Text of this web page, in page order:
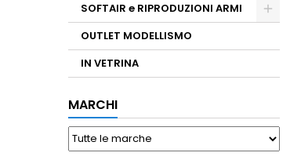
SOFTAIR e RIPRODUZIONI ARMI
OUTLET MODELLISMO
IN VETRINA
MARCHI